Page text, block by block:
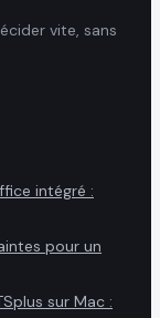
vite, sans
intégré :
pour un
sur Mac :